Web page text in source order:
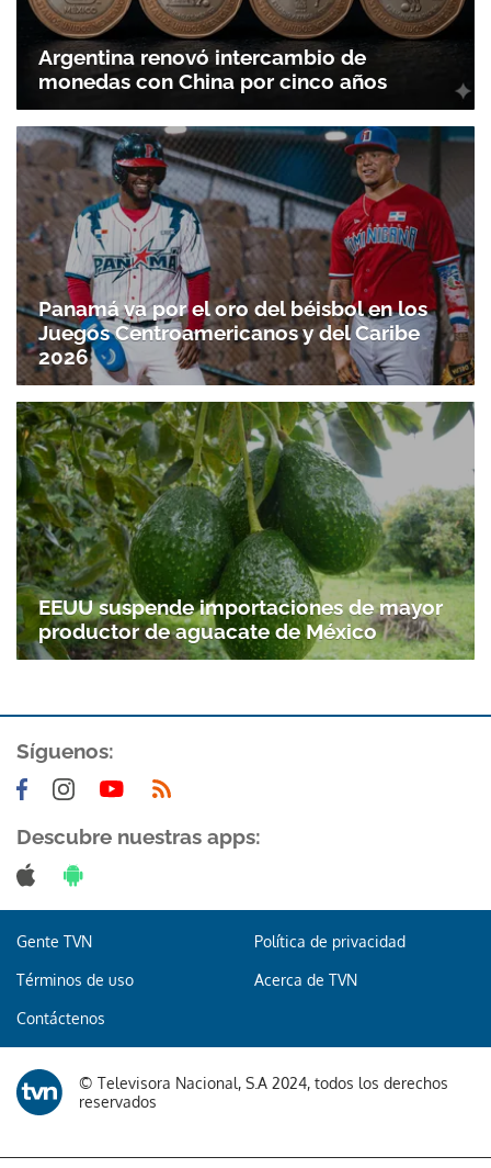
Argentina renovó intercambio de
monedas con China por cinco años
Panamá va por el oro del béisbol en los
Juegos Centroamericanos y del Caribe
2026
EEUU suspende importaciones de mayor
productor de aguacate de México
Síguenos:
Descubre nuestras apps:
Gente TVN Política de privacidad
Términos de uso Acerca de TVN
Contáctenos
© Televisora Nacional, S.A 2024, todos los derechos
reservados